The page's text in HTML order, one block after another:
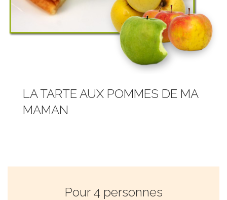
LA TARTE AUX POMMES DE MA
MAMAN
Pour 4 personnes